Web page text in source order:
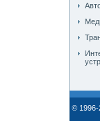
© 1996-